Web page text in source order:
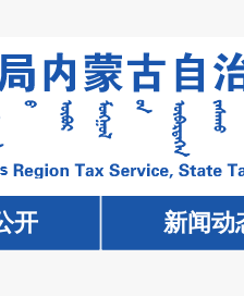
开 新闻动
开 新闻动